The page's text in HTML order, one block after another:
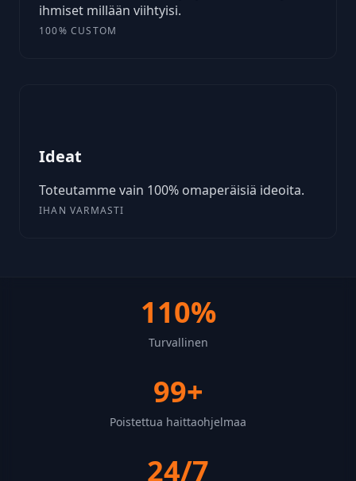
ihmiset millään viihtyisi.
100% CUSTOM
Ideat
Toteutamme vain 100% omaperäisiä ideoita.
IHAN VARMASTI
110%
Turvallinen
99+
Poistettua haittaohjelmaa
24/7